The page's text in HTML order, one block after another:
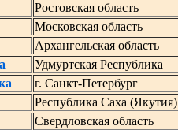
Ростовская область
Московская область
Архангельская область
Удмуртская Республика
г. Санкт-Петербург
Республика Саха (Якутия)
Свердловская область